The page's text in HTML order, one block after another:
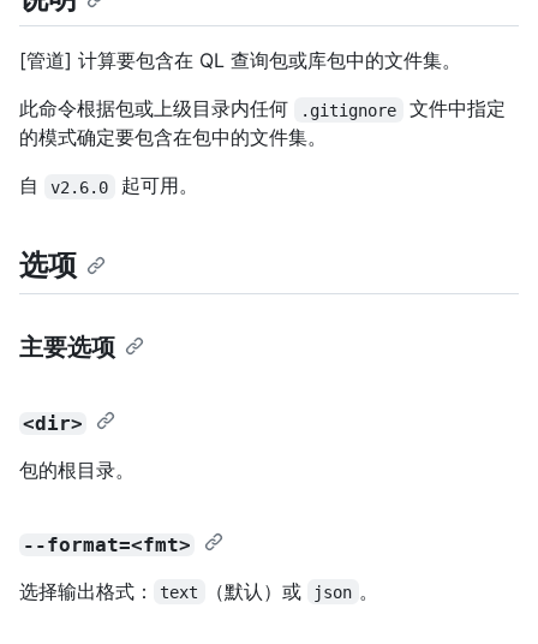
[管道] 计算要包含在 QL 查询包或库包中的文件集。
此命令根据包或上级目录内任何
.gitignore
文件中指定
的模式确定要包含在包中的文件集。
自
v2.6.0 起可用。
选项
主要选项
<dir>
包的根目录。
--format=<fmt>
选择输出格式： text （默认）或 json 。